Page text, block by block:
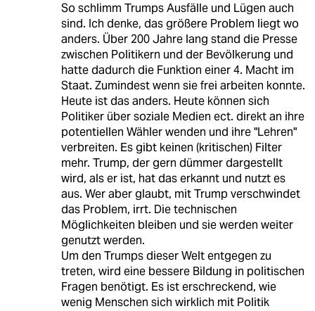
So schlimm Trumps Ausfälle und Lügen auch
sind. Ich denke, das größere Problem liegt wo
anders. Über 200 Jahre lang stand die Presse
zwischen Politikern und der Bevölkerung und
hatte dadurch die Funktion einer 4. Macht im
Staat. Zumindest wenn sie frei arbeiten konnte.
Heute ist das anders. Heute können sich
Politiker über soziale Medien ect. direkt an ihre
potentiellen Wähler wenden und ihre "Lehren"
verbreiten. Es gibt keinen (kritischen) Filter
mehr. Trump, der gern dümmer dargestellt
wird, als er ist, hat das erkannt und nutzt es
aus. Wer aber glaubt, mit Trump verschwindet
das Problem, irrt. Die technischen
Möglichkeiten bleiben und sie werden weiter
genutzt werden.
Um den Trumps dieser Welt entgegen zu
treten, wird eine bessere Bildung in politischen
Fragen benötigt. Es ist erschreckend, wie
wenig Menschen sich wirklich mit Politik